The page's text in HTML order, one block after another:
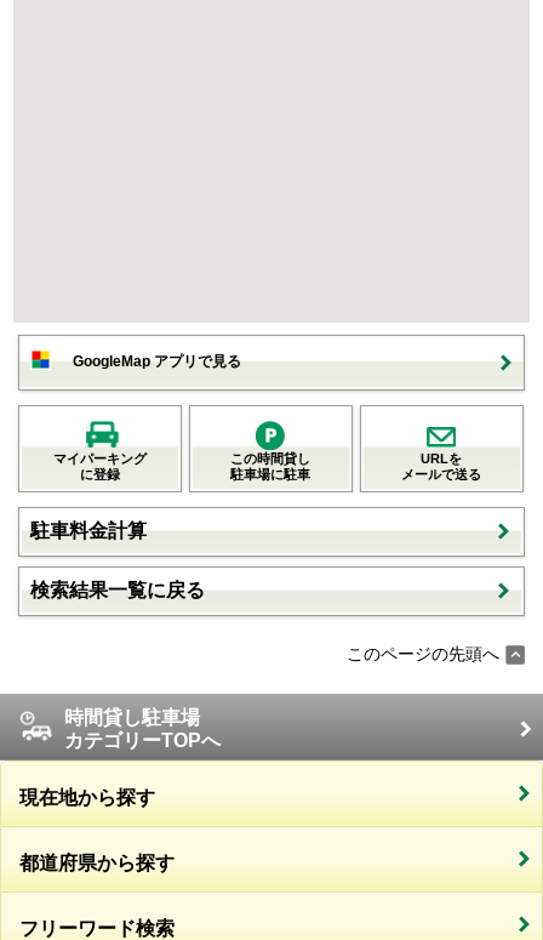
GoogleMap アプリで見る
マイパーキング
に登録
この時間貸し
駐車場に駐車
URLを
メールで送る
駐車料金計算
検索結果一覧に戻る
このページの先頭へ
時間貸し駐車場
カテゴリーTOPへ
現在地から探す
都道府県から探す
フリーワード検索